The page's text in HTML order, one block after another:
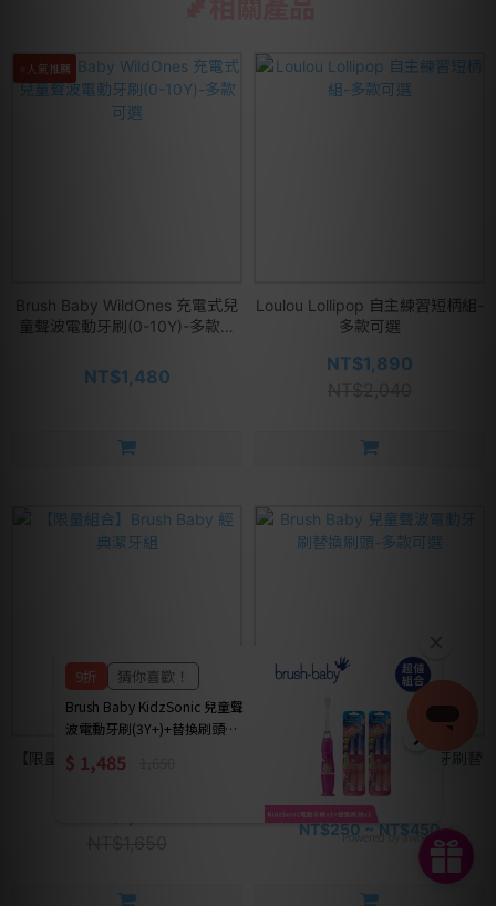
⭐人氣推薦
Brush Baby WildOnes 充電式兒
童聲波電動牙刷(0-10Y)-多款可
NT$1,480
Loulou Lollipop 自主練習短柄組-
多款可選
NT$1,890
【限量組合】Brush Baby 經典潔
Brush Baby 兒童聲波電動牙刷替
換刷頭-多款可選
NT$250 ~ NT$450
Powered by awoo.ai